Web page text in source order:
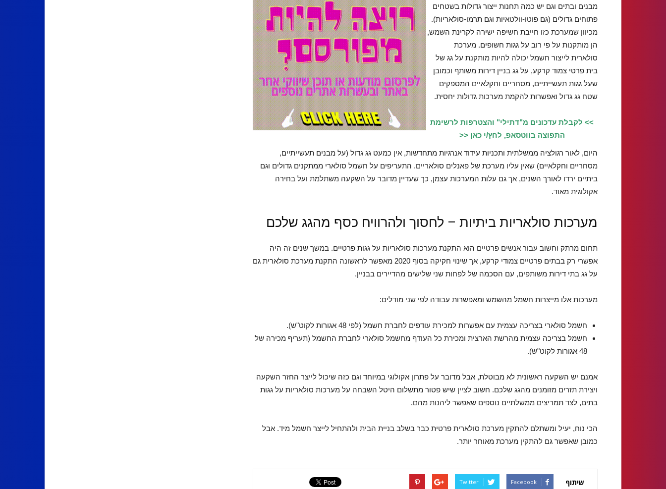
מבנים ובתים וגם יש כמה תחנות ייצור גדולות בשטחים
פתוחים גדולים (גם פוטו-וולטאיות וגם תרמו-סולאריות).
מכיוון שמערכת כזו חייבת חשיפה ישירה לקרינת השמש,
הן מותקנות על פי רוב על גגות חשופים. מערכת
סולארית לייצור חשמל יכולה להיות מותקנת על גג של
בית פרטי צמוד קרקע, על גג בניין דירות משותף וכמובן
שעל גגות תעשייתיים, מסחריים וחקלאיים המספקים
שטח גג גדול ואפשרות להקמת מערכות גדולות יחסית.
>> לקבלת עדכונים מ"דתילי" והצטרפות לרשימת
התפוצה בווטסאפ, לחץ/י כאן <<
היום, לאור רגולציה ממשלתית ותכניות עידוד אנרגיות מתחדשות, אין כמעט גג גדול (על מבנים תעשייתיים,
מסחריים וחקלאיים) שאין עליו מערכת של פאנלים סולאריים. התעריפים על חשמל סולארי ממתקנים גדולים וגם
ביתיים ירדו לאורך השנים, אך גם עלות המערכות עצמן, כך שעדיין מדובר על השקעה משתלמת ועל בחירה
אקולוגית מאוד.
מערכות סולאריות ביתיות – לחסוך ולהרוויח כסף מהגג שלכם
תחום מרתק וחשוב עבור אנשים פרטיים הוא התקנת מערכות סולאריות על גגות פרטיים. במשך שנים זה היה
אפשרי רק בבתים פרטיים צמודי קרקע, אך שינוי חקיקה בסוף 2020 מאפשר לראשונה התקנת מערכת סולארית גם
על גג בתי דירות משותפים, עם הסכמה של לפחות שני שלישים מהדיירים בבניין.
מערכות אלו מייצרות חשמל מהשמש ומאפשרות עבודה לפי שני מודלים:
חשמל סולארי בצריכה עצמית עם אפשרות למכירת עודפים לחברת חשמל (לפי 48 אגורות לקוט"ש).
חשמל בצריכה עצמית מהרשת הארצית ומכירת כל העודף מחשמל סולארי לחברת החשמל (תעריף מכירה של
48 אגורות לקוט"ש).
אמנם יש השקעה ראשונית לא מבוטלת, אבל מדובר על פתרון אקולוגי במיוחד וגם כזה שיכול לייצר החזר השקעה
ויצירת תזרים מזומנים מהגג שלכם. חשוב לציין שיש פטור מתשלום היטל השבחה על מערכות סולאריות על גגות
בתים, לצד תמריצים ממשלתיים נוספים שאפשר ליהנות מהם.
הכי נוח, יעיל ומשתלם להתקין מערכת סולארית פרטית כבר בשלב בניית הבית ולהתחיל לייצר חשמל מיד. אבל
כמובן שאפשר גם להתקין מערכת מאוחר יותר.
שיתוף Facebook
Twitter